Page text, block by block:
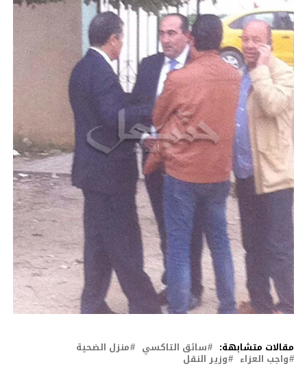
مقالات متشابهة: سائق التاكسي منزل الضحية
واجب العزاء وزير النقل